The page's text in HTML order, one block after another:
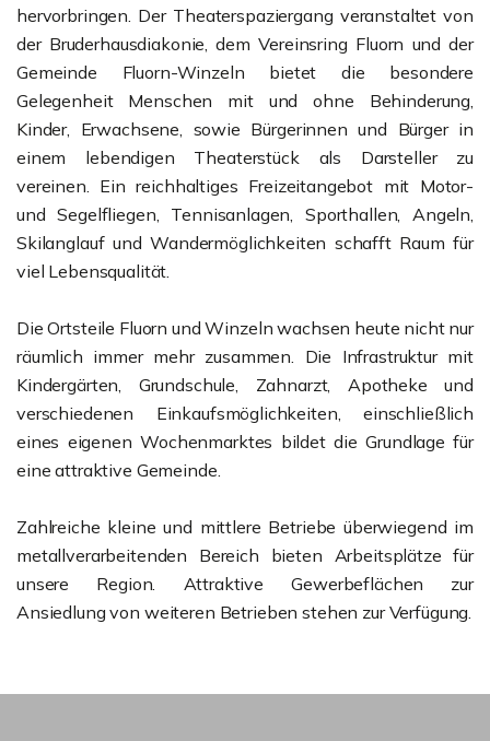
hervorbringen. Der Theaterspaziergang veranstaltet von
der Bruderhausdiakonie, dem Vereinsring Fluorn und der
Gemeinde Fluorn-Winzeln bietet die besondere
Gelegenheit Menschen mit und ohne Behinderung,
Kinder, Erwachsene, sowie Bürgerinnen und Bürger in
einem lebendigen Theaterstück als Darsteller zu
vereinen. Ein reichhaltiges Freizeitangebot mit Motor-
und Segelfliegen, Tennisanlagen, Sporthallen, Angeln,
Skilanglauf und Wandermöglichkeiten schafft Raum für
viel Lebensqualität.
Die Ortsteile Fluorn und Winzeln wachsen heute nicht nur
räumlich immer mehr zusammen. Die Infrastruktur mit
Kindergärten, Grundschule, Zahnarzt, Apotheke und
verschiedenen Einkaufsmöglichkeiten, einschließlich
eines eigenen Wochenmarktes bildet die Grundlage für
eine attraktive Gemeinde.
Zahlreiche kleine und mittlere Betriebe überwiegend im
metallverarbeitenden Bereich bieten Arbeitsplätze für
unsere Region. Attraktive Gewerbeflächen zur
Ansiedlung von weiteren Betrieben stehen zur Verfügung.